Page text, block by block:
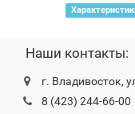
Наши контакты:
г. Владивосток,
8 (423) 244-66-00